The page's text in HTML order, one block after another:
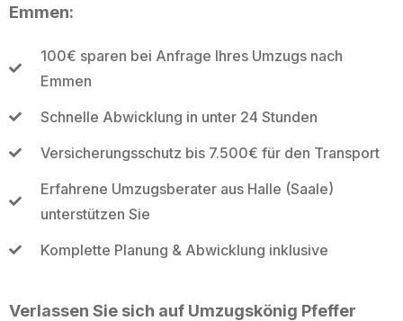
Emmen:
100€ sparen bei Anfrage Ihres Umzugs nach
Emmen
Schnelle Abwicklung in unter 24 Stunden
Versicherungsschutz bis 7.500€ für den Transport
Erfahrene Umzugsberater aus Halle (Saale)
unterstützen Sie
Komplette Planung & Abwicklung inklusive
Verlassen Sie sich auf Umzugskönig Pfeffer